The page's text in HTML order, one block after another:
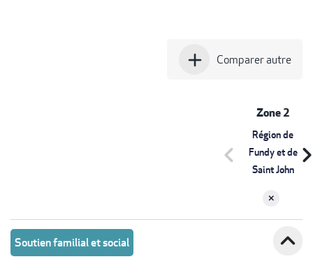
add Comparer autre
Zone 2
Région de
Fundy et de
Saint John
chevron_left
Soutien familial et social expand_less